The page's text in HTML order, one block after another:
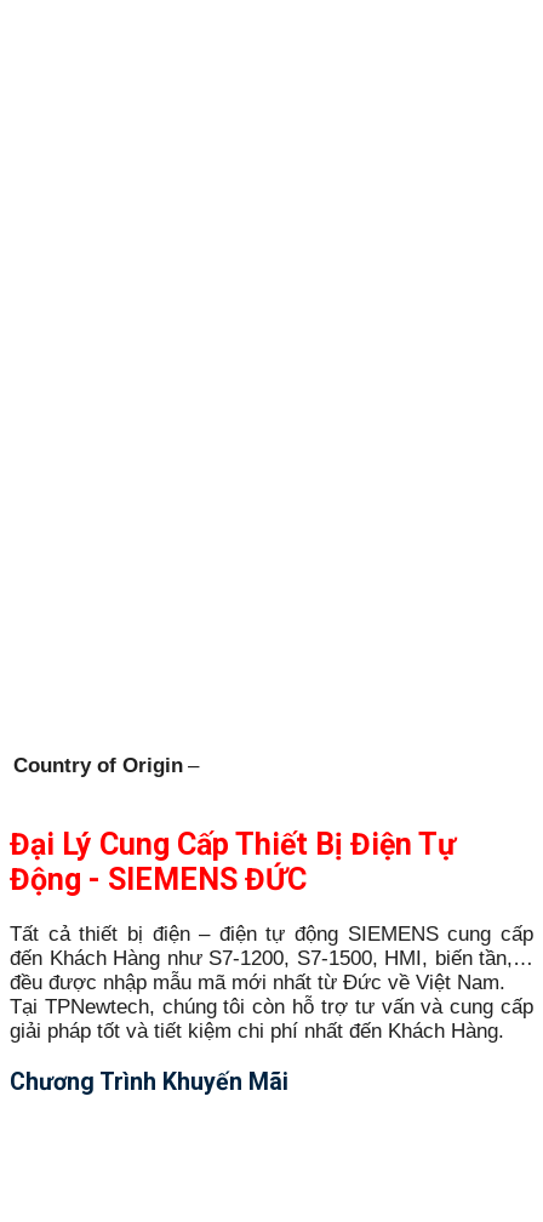
Country of Origin –
Đại Lý Cung Cấp Thiết Bị Điện Tự
Động - SIEMENS ĐỨC
Tất cả thiết bị điện – điện tự động SIEMENS cung cấp
đến Khách Hàng như S7-1200, S7-1500, HMI, biến tần,…
đều được nhập mẫu mã mới nhất từ Đức về Việt Nam.
Tại TPNewtech, chúng tôi còn hỗ trợ tư vấn và cung cấp
giải pháp tốt và tiết kiệm chi phí nhất đến Khách Hàng.
Chương Trình Khuyến Mãi